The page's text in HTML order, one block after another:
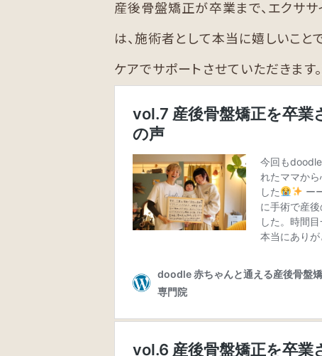
産後骨盤矯正が卒業まで、エクサ
は、施術者として本当に嬉しいこと
ケアでサポートさせていただきます